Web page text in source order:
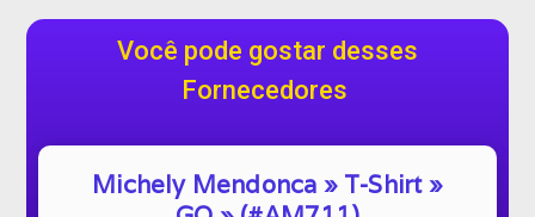
Você pode gostar desses
Fornecedores
Michely Mendonca » T-Shirt »